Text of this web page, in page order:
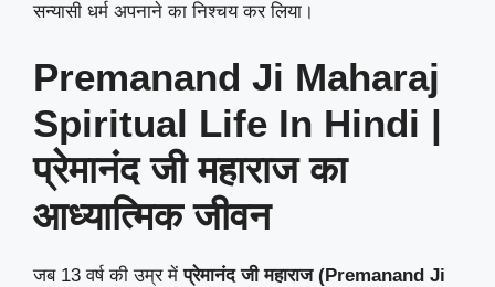
सन्यासी धर्म अपनाने का निश्चय कर लिया।
Premanand Ji Maharaj
Spiritual Life In Hindi |
प्रेमानंद जी महाराज का
आध्यात्मिक जीवन
जब 13 वर्ष की उम्र मेंप्रेमानंद जी महाराज (Premanand Ji